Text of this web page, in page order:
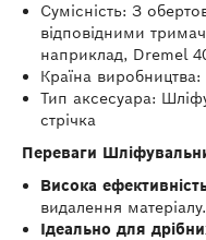
Сумісність: З
відповідними
наприклад, Dremel
Країна виробництва:
Тип аксесуара:
стрічка
Переваги
Висока
видалення матеріалу.
Ідеально для